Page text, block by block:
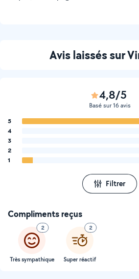
Avis laissés sur
4,8/5
Basé sur 16 avis
5
4
3
2
1
Filtrer
Compliments reçus
2
Très sympathique
2
Super réactif